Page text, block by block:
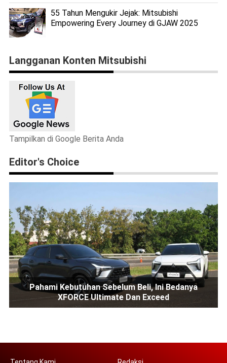
55 Tahun Mengukir Jejak: Mitsubishi
Empowering Every Journey di GJAW 2025
Langganan Konten Mitsubishi
Tampilkan di Google Berita Anda
Editor's Choice
Pahami Kebutuhan Sebelum Beli, Ini Bedanya
XFORCE Ultimate Dan Exceed